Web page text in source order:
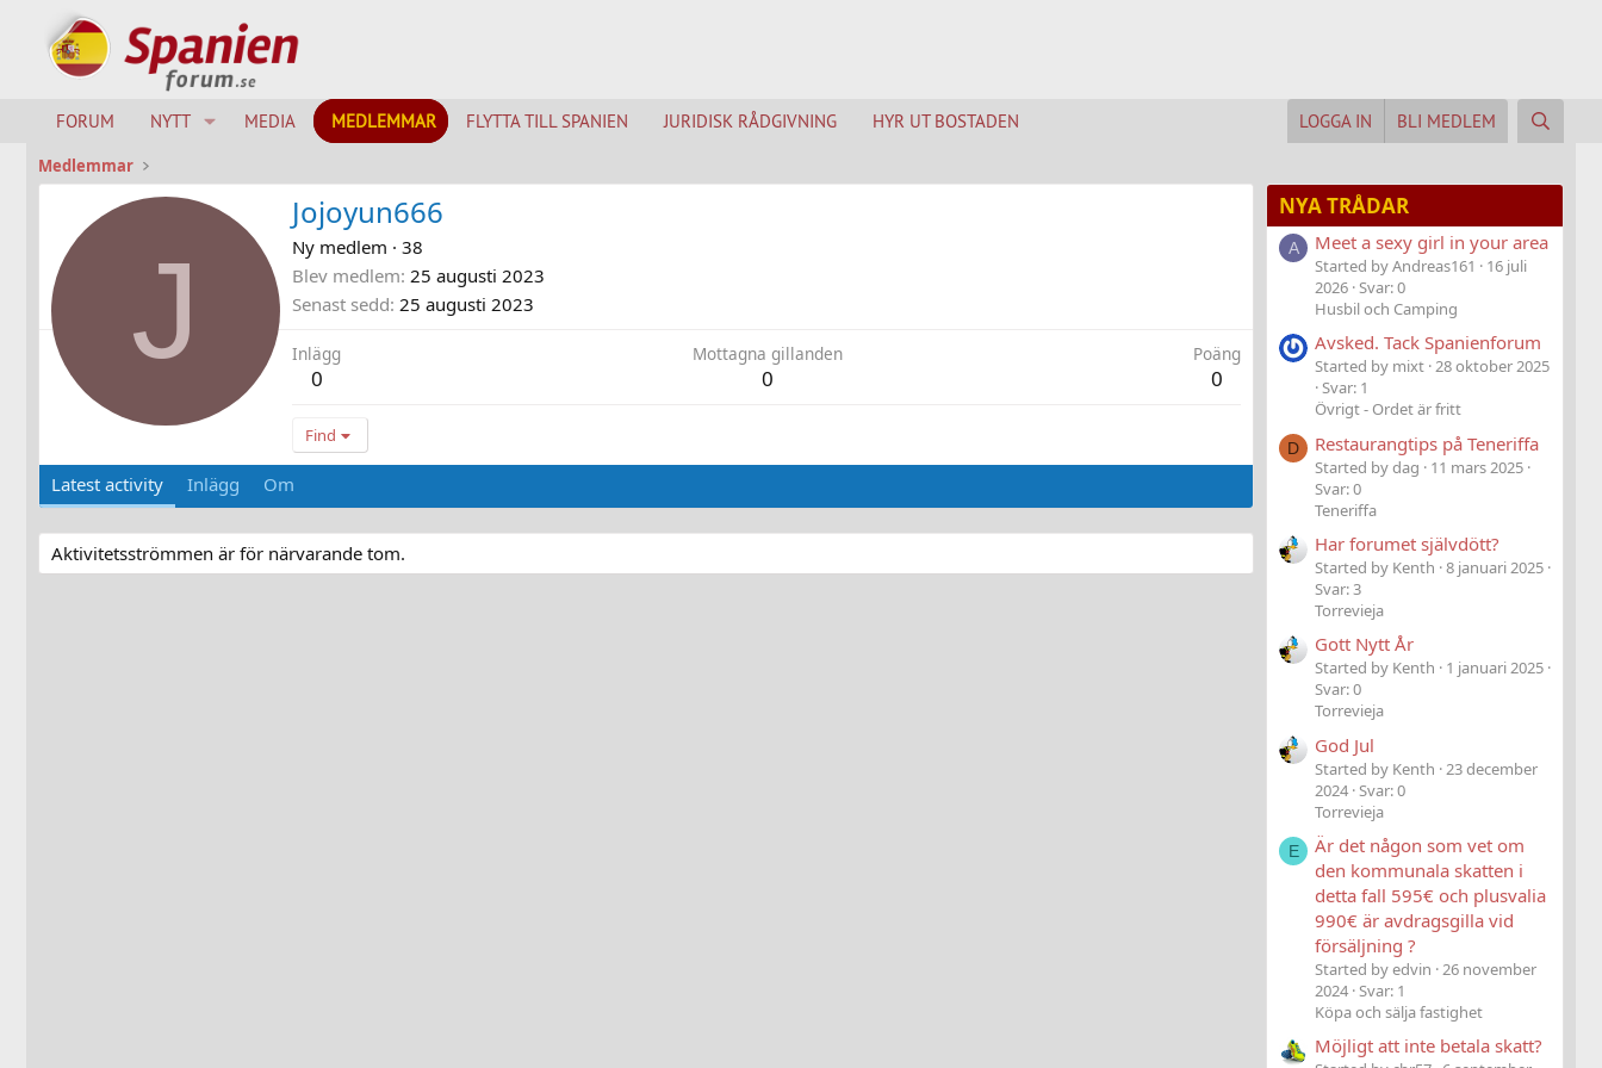
FORUM NYTT MEDIA MEDLEMMAR FLYTTA TILL SPANIEN JURIDISK RÅDGIVNING HYR UT BOSTADEN LOGGA IN BLI MEDLEM
Medlemmar
J
Jojoyun666
Ny medlem · 38
Blev medlem 25 augusti 2023
Senast sedd 25 augusti 2023
Inlägg
0
Mottagna gillanden
0
Poäng
0
Find
Latest activity Inlägg Om
Aktivitetsströmmen är för närvarande tom.
NYA TRÅDAR
A Meet a sexy girl in your area
Started by Andreas161
16 juli
2026 Svar: 0
Husbil och Camping
Avsked. Tack Spanienforum
Started by mixt 28 oktober 2025
Svar: 1
Övrigt - Ordet är fritt
D Restaurangtips på Teneriffa
Started by dag
11 mars 2025
Svar: 0
Teneriffa
Har forumet självdött?
Started by Kenth 8 januari 2025
Svar: 3
Torrevieja
Gott Nytt År
Started by Kenth
1 januari 2025
Svar: 0
Torrevieja
God Jul
Started by Kenth 23 december
2024 Svar: 0
Torrevieja
E
Är det någon som vet om
den kommunala skatten i
detta fall 595€ och plusvalia
990€ är avdragsgilla vid
försäljning ?
Started by edvin 26 november
2024 Svar: 1
Köpa och sälja fastighet
Möjligt att inte betala skatt?